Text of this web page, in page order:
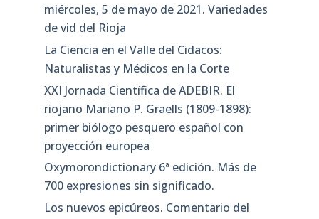
miércoles, 5 de mayo de 2021. Variedades
de vid del Rioja
La Ciencia en el Valle del Cidacos:
Naturalistas y Médicos en la Corte
XXI Jornada Científica de ADEBIR. El
riojano Mariano P. Graells (1809-1898):
primer biólogo pesquero español con
proyección europea
Oxymorondictionary 6ª edición. Más de
700 expresiones sin significado.
Los nuevos epicúreos. Comentario del